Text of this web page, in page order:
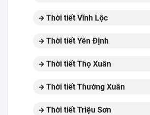
Thời tiết Vĩnh Lộc
Thời tiết Yên Định
Thời tiết Thọ Xuân
Thời tiết Thường Xuân
Thời tiết Triệu Sơn